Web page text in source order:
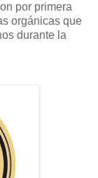
por primera
orgánicas que
durante la